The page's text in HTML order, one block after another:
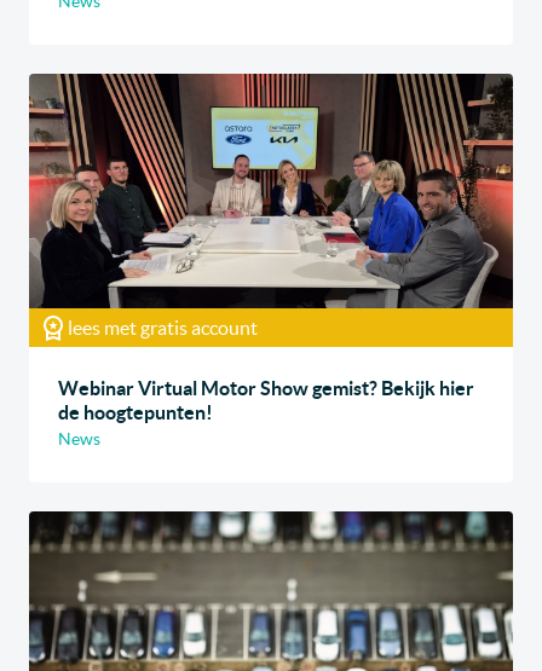
lees met gratis account
Webinar Virtual Motor Show gemist? Bekijk hier
de hoogtepunten!
News